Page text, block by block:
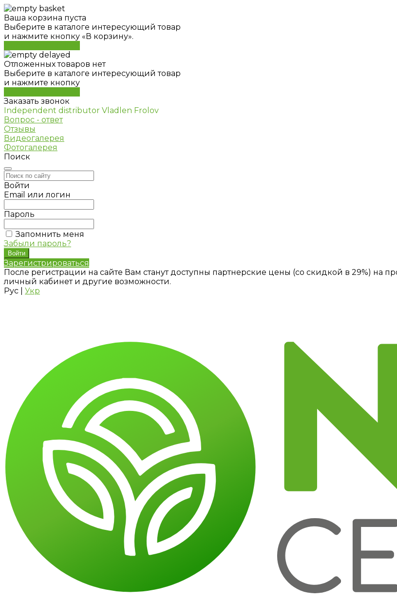
Ваша корзина пуста
Выберите в каталоге интересующий товар
и нажмите кнопку «В корзину».
Отложенных товаров нет
Выберите в каталоге интересующий товар
и нажмите кнопку
Заказать звонок
Independent distributor Vladlen Frolov
Вопрос - ответ
Отзывы
Видеогалерея
Фотогалерея
Поиск
Войти
Email или логин
Пароль
Запомнить меня
Забыли пароль?
Зарегистрироваться
После регистрации на сайте Вам станут доступны партнерские цены (со скидкой в 29%) на
личный кабинет и другие возможности.
Рус
Укр